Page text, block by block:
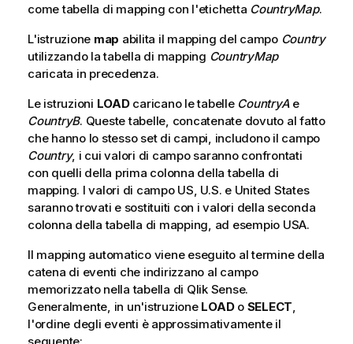
come tabella di mapping con l'etichetta CountryMap.
L'istruzione map abilita il mapping del campo Country
utilizzando la tabella di mapping CountryMap
caricata in precedenza.
Le istruzioni LOADcaricano le tabelle CountryAe
CountryB. Queste tabelle, concatenate dovuto al fatto
che hanno lo stesso set di campi, includono il campo
Country, i cui valori di campo saranno confrontati
con quelli della prima colonna della tabella di
mapping. I valori di campo US, U.S. e United States
saranno trovati e sostituiti con i valori della seconda
colonna della tabella di mapping, ad esempio USA.
Il mapping automatico viene eseguito al termine della
catena di eventi che indirizzano al campo
memorizzato nella tabella di Qlik Sense.
Generalmente, in un'istruzione LOADo SELECT,
l'ordine degli eventi è approssimativamente il